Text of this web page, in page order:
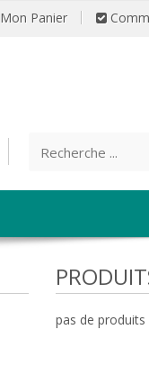
Mon Panier
pas de